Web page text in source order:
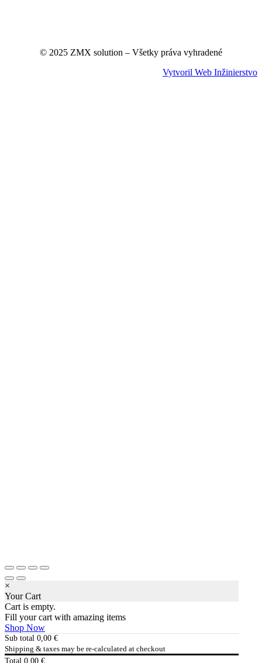
© 2025 ZMX solution – Všetky práva vyhradené
Vytvoril Web Inžinierstvo
×
Your Cart
Cart is empty.
Fill your cart with amazing items
Shop Now
Sub total 0,00 €
Shipping & taxes may be re-calculated at checkout
Total 0,00 €